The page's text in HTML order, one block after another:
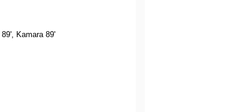
Kamara 89'